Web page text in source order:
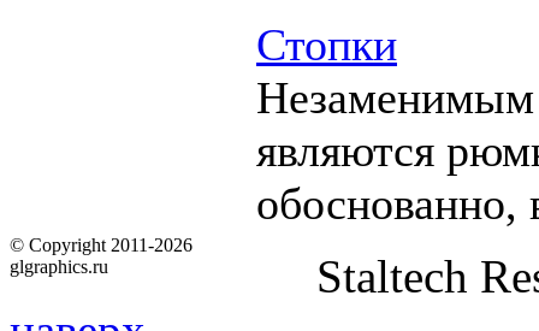
Стопки
Незаменимым
являются
обоснованно,
© Copyright 2011-2026
glgraphics.ru
Staltech